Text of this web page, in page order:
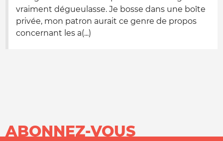
vraiment dégueulasse. Je bosse dans une boîte
privée, mon patron aurait ce genre de propos
concernant les a(...)
ABONNEZ-VOUS